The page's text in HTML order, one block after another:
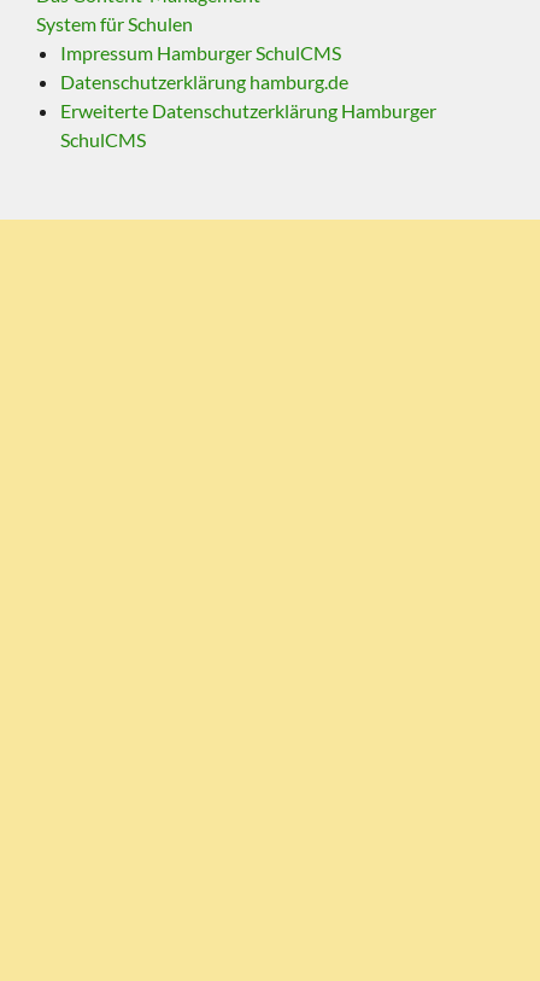
System für Schulen
Impressum Hamburger SchulCMS
Datenschutzerklärung hamburg.de
Erweiterte Datenschutzerklärung Hamburger
SchulCMS